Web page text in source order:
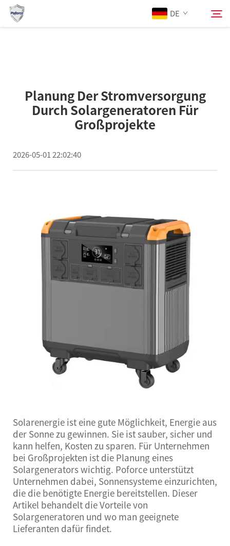
DE
Produkte
Dienstleistungen
Herunterladen
Kontaktieren Sie Uns
Planung Der Stromversorgung
Durch Solargeneratoren Für
Großprojekte
2026-05-01 22:02:40
Solarenergie ist eine gute Möglichkeit, Energie aus
der Sonne zu gewinnen. Sie ist sauber, sicher und
kann helfen, Kosten zu sparen. Für Unternehmen
bei Großprojekten ist die Planung eines
Solargenerators wichtig. Poforce unterstützt
Unternehmen dabei, Sonnensysteme einzurichten,
die die benötigte Energie bereitstellen. Dieser
Artikel behandelt die Vorteile von
Solargeneratoren und wo man geeignete
Lieferanten dafür findet.